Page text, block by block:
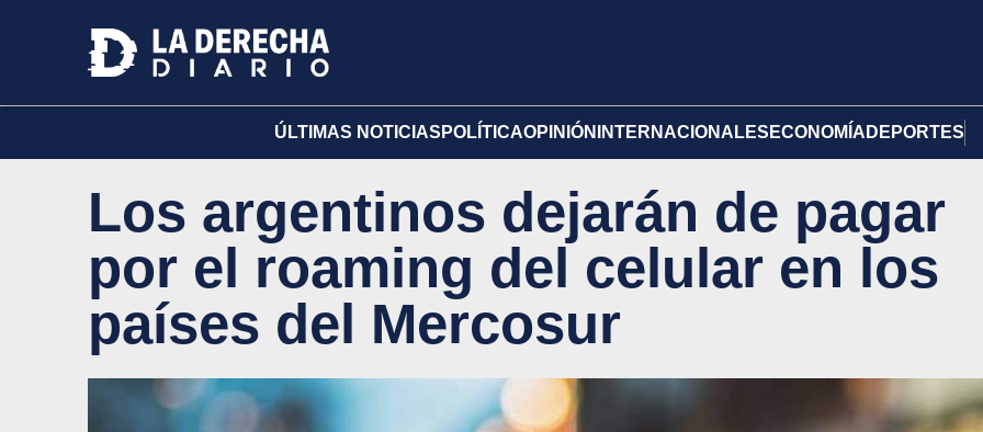
ÚLTIMAS NOTICIAS POLÍTICAOPINIÓN INTERNACIONALES ECONOMÍA DEPORTES
Los argentinos dejarán de pagar
por el roaming del celular en los
países del Mercosur